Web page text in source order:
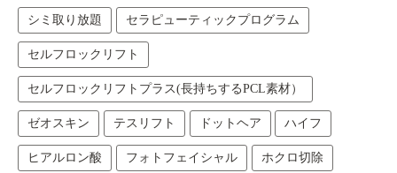
シミ取り放題 セラピューティックプログラム
セルフロックリフト
セルフロックリフトプラス(長持ちするPCL素材）
ゼオスキン テスリフト ドットヘア ハイフ
ヒアルロン酸 フォトフェイシャル ホクロ切除